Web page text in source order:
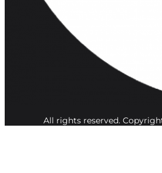
All rights reserved.